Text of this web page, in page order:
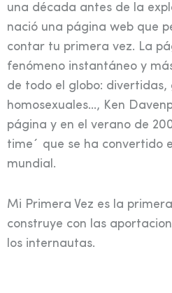
una década antes de la
nació una página web que
contar tu primera vez. La
fenómeno instantáneo y
de todo el globo: divertidas,
homosexuales…, Ken
página y en el verano de
time´ que se ha convertido
mundial.
Mi Primera Vez es la
construye con las
los internautas.